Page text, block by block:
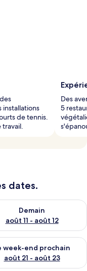
de tennis.
Des
5
dates.
- août 11
Demain
août 11 - août 12
la disponibilité pour
août 14 - août 16
week-end prochain
août 21 - août 23
la disponibilité pour